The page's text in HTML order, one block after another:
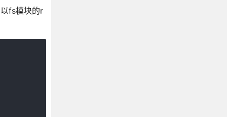
fs模块的r